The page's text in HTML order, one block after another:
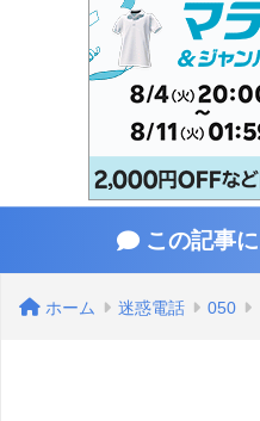
この記事
ホーム 迷惑電話 050